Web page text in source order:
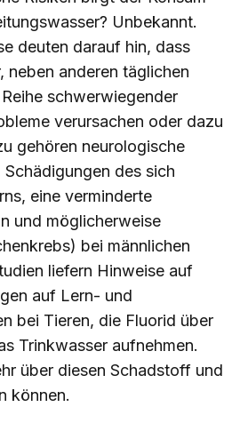
Unbekannt.
deuten darauf hin, dass
neben anderen täglichen
schwerwiegender
verursachen oder dazu
gehören neurologische
des sich
eine verminderte
und möglicherweise
bei männlichen
liefern Hinweise auf
auf Lern- und
bei Tieren, die Fluorid über
Trinkwasser aufnehmen.
über diesen Schadstoff und
können.